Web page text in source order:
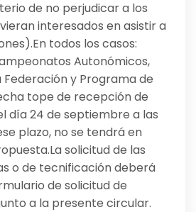
de no perjudicar a los
interesados en asistir a
todos los casos:
Autonómicos,
Federación y Programa de
tope de recepción de
día 24 de septiembre a las
plazo, no se tendrá en
solicitud de las
o de tecnificación deberá
de solicitud de
a la presente circular.